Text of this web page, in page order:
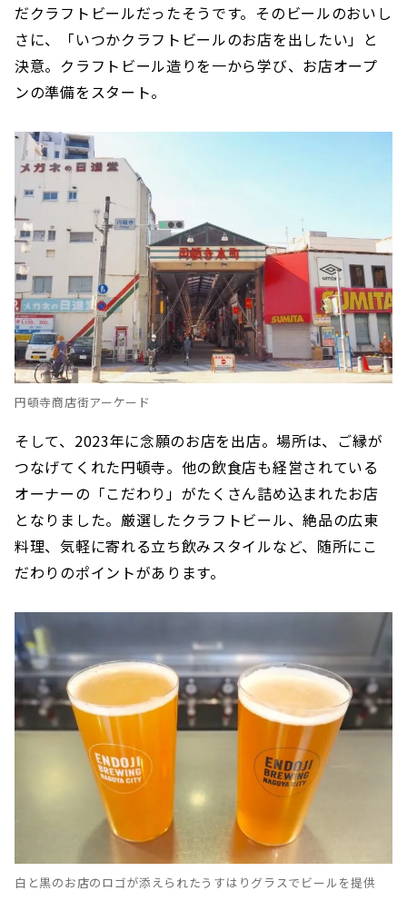
だクラフトビールだったそうです。そのビールのおいし
さに、「いつかクラフトビールのお店を出したい」と
決意。クラフトビール造りを一から学び、お店オープ
ンの準備をスタート。
円頓寺商店街アーケード
そして、2023年に念願のお店を出店。場所は、ご縁が
つなげてくれた円頓寺。他の飲食店も経営されている
オーナーの「こだわり」がたくさん詰め込まれたお店
となりました。厳選したクラフトビール、絶品の広東
料理、気軽に寄れる立ち飲みスタイルなど、随所にこ
だわりのポイントがあります。
白と黒のお店のロゴが添えられたうすはりグラスでビールを提供